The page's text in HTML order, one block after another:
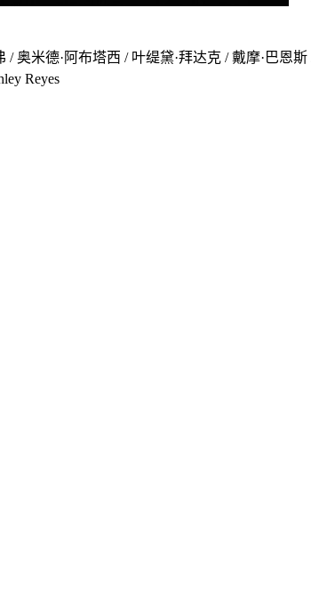
奥米德·阿布塔西 / 叶缇黛·拜达克 / 戴摩·巴恩
Reyes